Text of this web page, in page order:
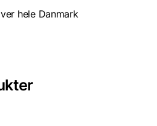
hele Danmark